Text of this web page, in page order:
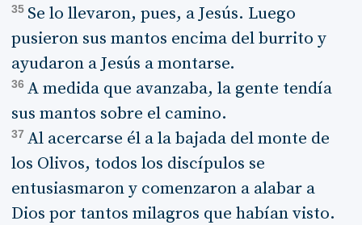
35 Se lo llevaron, pues, a Jesús. Luego
pusieron sus mantos encima del burrito y
ayudaron a Jesús a montarse.
36 A medida que avanzaba, la gente tendía
sus mantos sobre el camino.
37 Al acercarse él a la bajada del monte de
los Olivos, todos los discípulos se
entusiasmaron y comenzaron a alabar a
Dios por tantos milagros que habían visto.